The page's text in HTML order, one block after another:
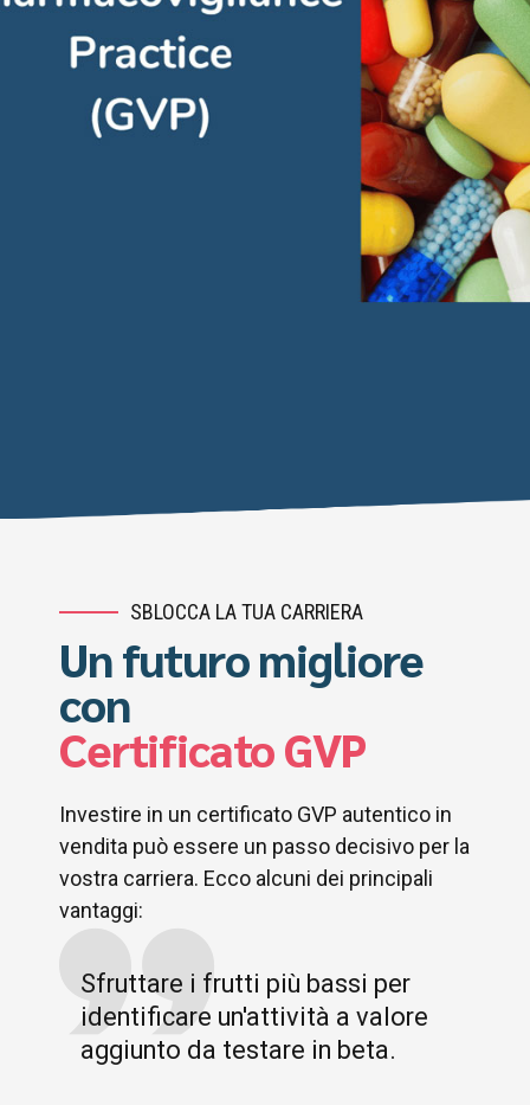
SBLOCCA LA TUA CARRIERA
Un futuro migliore
con
Certificato GVP
Investire in un certificato GVP autentico in
vendita può essere un passo decisivo per la
vostra carriera. Ecco alcuni dei principali
vantaggi:
Sfruttare i frutti più bassi per
identificare un'attività a valore
aggiunto da testare in beta.